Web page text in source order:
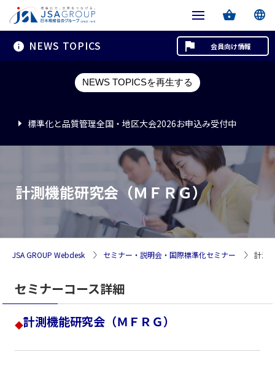
NEWS TOPICS
NEWS TOPICSを再生する
標準化と品質管理全国・地区大会2026お申込み受付中
標準化と品質管理全国・地区大会2026お申込み受付中
標準化と品質管理全国・地区大会2026お申込み受付中
会員向け情報
計測機能研究会（ＭＦＲＧ）
JSA GROUP Webdesk セミナー・説明会・国際標準化セミナー 計測
セミナーコース詳細
◆計測機能研究会（ＭＦＲＧ）